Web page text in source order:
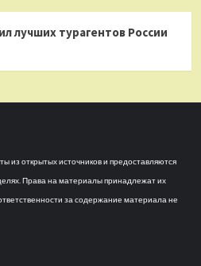
лучших турагентов России
из открытых источников и предоставляются
Права на материалы принадлежат их
за содержание материала не